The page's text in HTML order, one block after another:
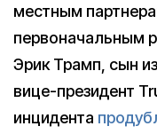
местным
первоначальным
Эрик Трамп, сын
вице-президент
инцидента